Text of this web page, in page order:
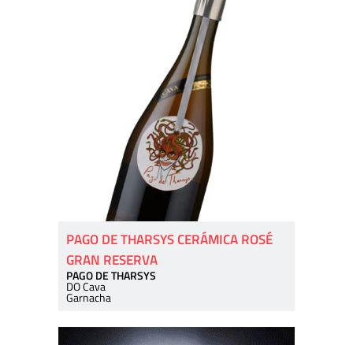
PAGO DE THARSYS CERÁMICA ROSÉ
GRAN RESERVA
PAGO DE THARSYS
DO Cava
Garnacha